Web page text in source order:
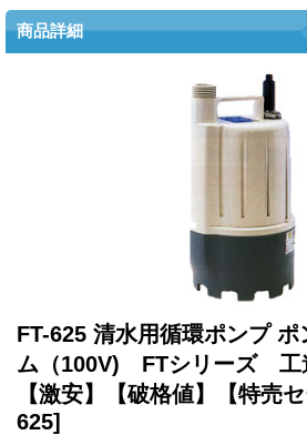
商品詳細
FT-625 清水用循環ポンプ
ム（100V) FTシリーズ 工
【激安】【破格値】【特売
625]